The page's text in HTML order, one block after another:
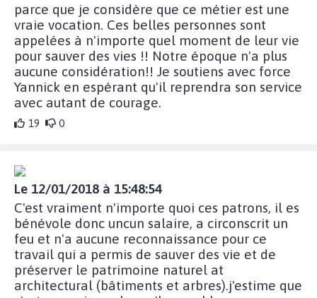
parce que je considère que ce métier est une
vraie vocation. Ces belles personnes sont
appelées à n'importe quel moment de leur vie
pour sauver des vies !! Notre époque n'a plus
aucune considération!! Je soutiens avec force
Yannick en espérant qu'il reprendra son service
avec autant de courage.
19 0
Le 12/01/2018 à 15:48:54
C'est vraiment n'importe quoi ces patrons, il es
bénévole donc uncun salaire, a circonscrit un
feu et n'a aucune reconnaissance pour ce
travail qui a permis de sauver des vie et de
préserver le patrimoine naturel at
architectural (bâtiments et arbres).j'estime que